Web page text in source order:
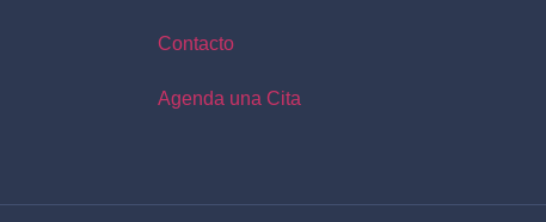
Contacto
Agenda una Cita